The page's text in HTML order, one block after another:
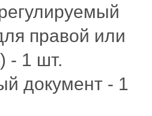
правой или
- 1 шт.
документ - 1